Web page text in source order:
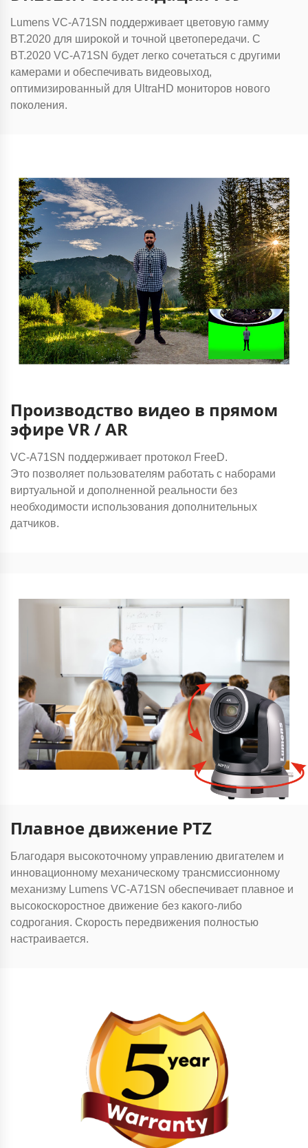
Lumens VC-A71SN поддерживает цветовую гамму
BT.2020 для широкой и точной цветопередачи. С
BT.2020 VC-A71SN будет легко сочетаться с другими
камерами и обеспечивать видеовыход,
оптимизированный для UltraHD мониторов нового
поколения.
Производство видео в прямом
эфире VR / AR
VC-A71SN поддерживает протокол FreeD.
Это позволяет пользователям работать с наборами
виртуальной и дополненной реальности без
необходимости использования дополнительных
датчиков.
Плавное движение PTZ
Благодаря высокоточному управлению двигателем и
инновационному механическому трансмиссионному
механизму Lumens VC-A71SN обеспечивает плавное и
высокоскоростное движение без какого-либо
содрогания. Скорость передвижения полностью
настраивается.